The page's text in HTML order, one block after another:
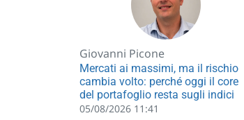
Giovanni Picone
Mercati ai massimi, ma il rischio
cambia volto: perché oggi il core
del portafoglio resta sugli indici
05/08/2026 11:41